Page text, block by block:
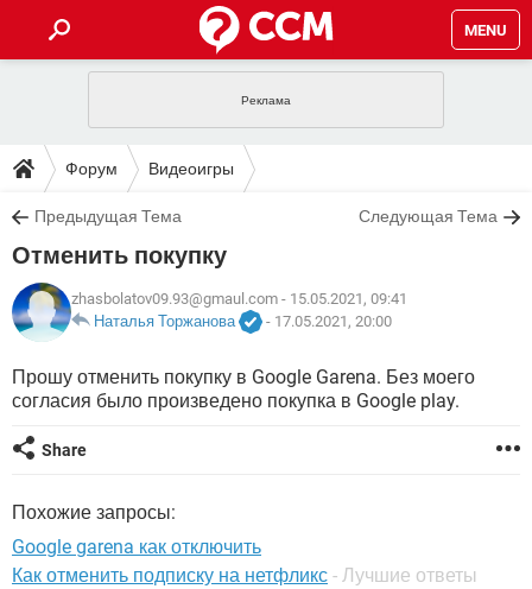
MENU
INSTAGRAM
ИГРЫ WINDOWS 10
ВКОНТАКТЕ
GOOGLE YANDEX
ПОЛЕЗНЫЕ СОВЕТЫ
TIKTOK
WINDOWS 10 ВКОНТАКТЕ
YANDEX
ЗАГРУЗКИ
TIKTOK
WHATSAPP INSTAGRAM
FACEBOOK
WINDOWS 10 ВКОНТАКТЕ
YANDEX
TIKTOK TELEGRAM
FACEBOOK ИГРЫ
WINDOWS 10
YANDEX
ЭНЦИКЛОПЕДИЯ
TIKTOK TELEGRAM
FACEBOOK
ВИДЕО
YANDEX
Форум Видеоигры
Предыдущая Тема Следующая Тема
Отменить покупку
zhasbolatov09.93@gmaul.com - 15.05.2021, 09:41
Наталья Торжанова
- 17.05.2021, 20:00
Прошу отменить покупку в Google Garena. Без моего
согласия было произведено покупка в Google play.
Share
Похожие запросы:
Google garena как отключить
Как отменить подписку на нетфликс - Лучшие ответы